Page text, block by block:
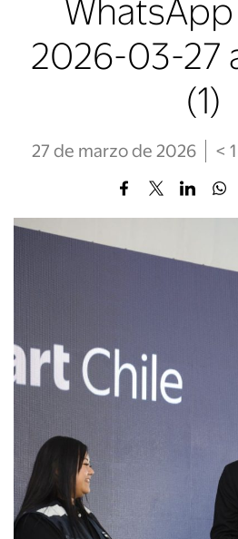
2026-03-27
(1)
27 de marzo de 2026 < 1